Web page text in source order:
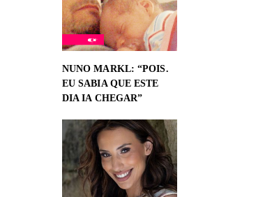
NUNO MARKL: “POIS.
EU SABIA QUE ESTE
DIA IA CHEGAR”